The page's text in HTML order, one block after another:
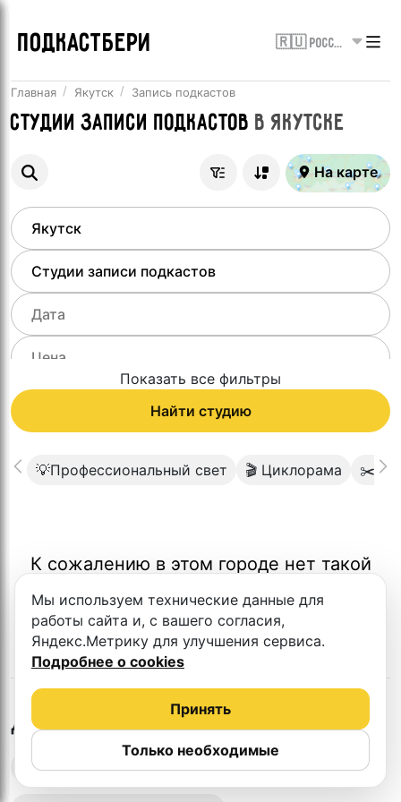
ПОДКАСТБЕРИ 🇷🇺 Россия
Главная Якутск Запись подкастов
Студии записи подкастов в Якутске
На карте
Показать все фильтры
Найти студию
💡Профессиональный свет 🎬 Циклорама ✂️
К сожалению в этом городе нет такой
Другие студии в Якутске
Выездная запись подкастов
Мы используем технические данные для
работы сайта и, с вашего согласия,
Яндекс.Метрику для улучшения сервиса.
Подробнее о cookies
Только необходимые
Принять